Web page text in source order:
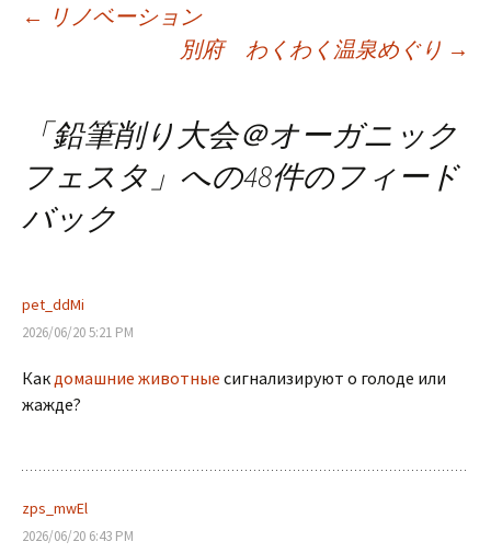
投
ナ
ビ
ゲ
ー
ョ
← リノベーション
別府 わくわく温泉めぐり →
「鉛筆削り大会＠オーガニック
フェスタ 」への48件のフィード
バック
pet_ddMi
2026/06/20 5:21 PM
Какдомашние животные сигнализируют о голоде или
жажде?
zps_mwEl
2026/06/20 6:43 PM